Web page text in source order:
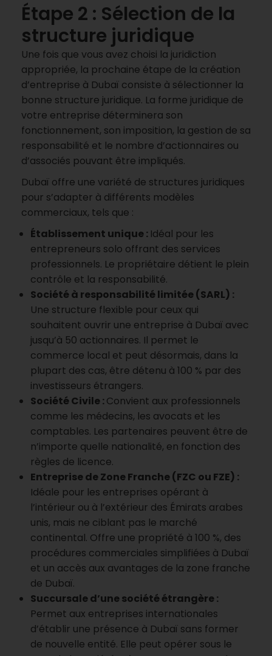
Étape 2 : Sélection de la
structure juridique
Une fois que vous avez choisi la juridiction
appropriée, la prochaine étape de la création
d’entreprise à Dubaï consiste à sélectionner la
bonne structure juridique. La forme juridique de
votre entreprise déterminera son
fonctionnement, son imposition, la gestion de sa
responsabilité et le nombre d’actionnaires ou
d’associés pouvant être impliqués.
Dubaï offre une variété de structures juridiques
pour s’adapter à différents modèles
commerciaux, tels que :
Établissement unique : Idéal pour les
entrepreneurs solo offrant des services
professionnels. Le propriétaire détient le plein
contrôle et la responsabilité.
Société à responsabilité limitée (SARL) :
Une structure flexible pour ceux qui
souhaitent ouvrir une entreprise à Dubaï avec
jusqu’à 50 actionnaires. Il permet le
commerce local et peut désormais, dans la
plupart des cas, être détenu à 100 % par des
investisseurs étrangers.
Société Civile :Convient aux professionnels
comme les médecins, les avocats et les
comptables. Les partenaires peuvent être de
n’importe quelle nationalité, en fonction des
règles de licence.
Entreprise de Zone Franche (FZC ou FZE) :
Idéale pour les entreprises opérant à
l’intérieur ou à l’extérieur des Émirats arabes
unis, mais ne ciblant pas le marché
continental. Offre une propriété à 100 %, des
procédures commerciales simplifiées à Dubaï
et un accès aux avantages de la zone franche
de Dubaï.
Succursale d’une société étrangère :
Permet aux entreprises internationales
d’établir une présence à Dubaï sans former
de nouvelle entité. Elle peut opérer sous le